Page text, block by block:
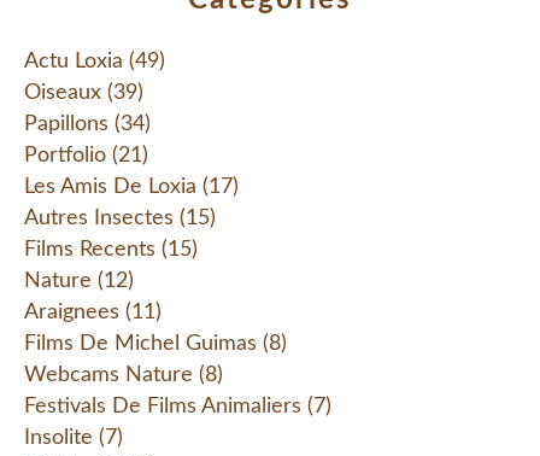
Actu Loxia (49)
Oiseaux (39)
Papillons (34)
Portfolio (21)
Les Amis De Loxia (17)
Autres Insectes (15)
Films Recents (15)
Nature (12)
Araignees (11)
Films De Michel Guimas (8)
Webcams Nature (8)
Festivals De Films Animaliers (7)
Insolite (7)